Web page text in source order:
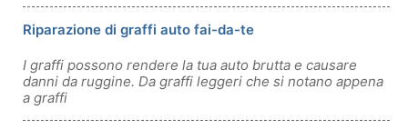
Riparazione di graffi auto fai-da-te
I graffi possono rendere la tua auto brutta e causare
danni da ruggine. Da graffi leggeri che si notano appena
a graffi